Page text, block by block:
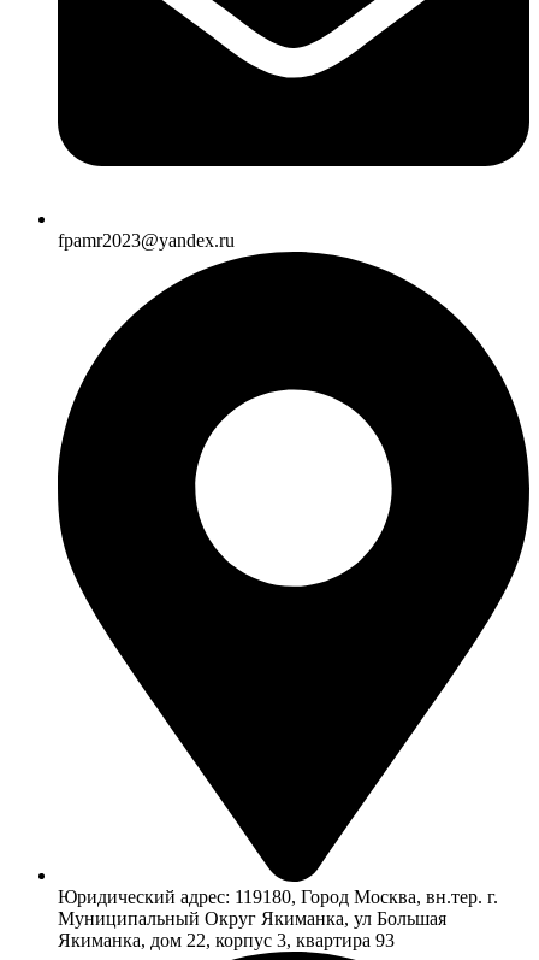
fpamr2023@yandex.ru
Юридический адрес: 119180, Город Москва, вн.тер. г.
Муниципальный Округ Якиманка, ул Большая
Якиманка, дом 22, корпус 3, квартира 93